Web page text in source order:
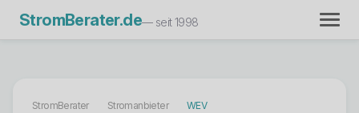
StromBerater.de— seit 1998
StromBerater Stromanbieter WEV